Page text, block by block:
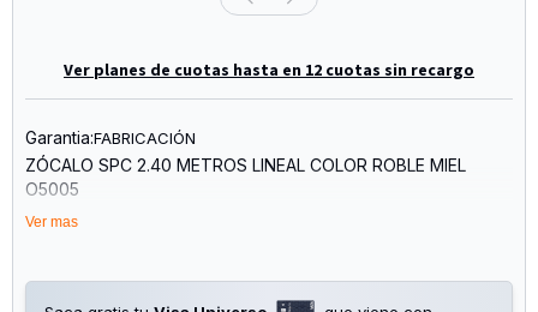
Ver planes de cuotas hasta en 12 cuotas sin recargo
Garantia:FABRICACIÓN
ZÓCALO SPC 2.40 METROS LINEAL COLOR ROBLE MIEL
O5005
Ver mas